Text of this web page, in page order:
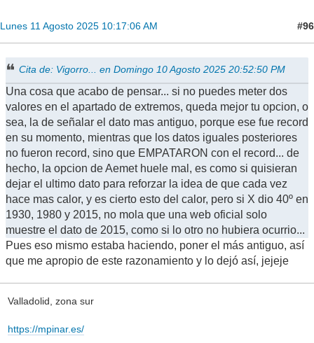
Lunes 11 Agosto 2025 10:17:06 AM #96
Cita de: Vigorro... en Domingo 10 Agosto 2025 20:52:50 PM
Una cosa que acabo de pensar... si no puedes meter dos
valores en el apartado de extremos, queda mejor tu opcion, o
sea, la de señalar el dato mas antiguo, porque ese fue record
en su momento, mientras que los datos iguales posteriores
no fueron record, sino que EMPATARON con el record... de
hecho, la opcion de Aemet huele mal, es como si quisieran
dejar el ultimo dato para reforzar la idea de que cada vez
hace mas calor, y es cierto esto del calor, pero si X dio 40º en
1930, 1980 y 2015, no mola que una web oficial solo
muestre el dato de 2015, como si lo otro no hubiera ocurrio...
Pues eso mismo estaba haciendo, poner el más antiguo, así
que me apropio de este razonamiento y lo dejó así, jejeje
Valladolid, zona sur
https://mpinar.es/